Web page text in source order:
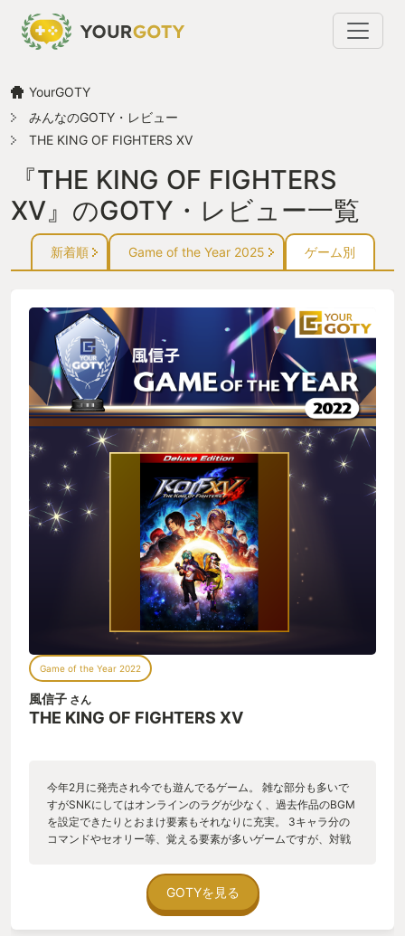
YourGOTY
みんなのGOTY・レビュー
THE KING OF FIGHTERS XV
『THE KING OF FIGHTERS
XV』のGOTY・レビュー一覧
新着順 Game of the Year 2025 ゲーム別
Game of the Year 2022
風信子 さん
THE KING OF FIGHTERS XV
今年2月に発売され今でも遊んでるゲーム。 雑な部分も多いで
すがSNKにしてはオンラインのラグが少なく、過去作品のBGM
を設定できたりとおまけ要素もそれなりに充実。 3キャラ分の
コマンドやセオリー等、覚える要素が多いゲームですが、対戦
覚えた先にある対戦の楽しさは至高。 間違いなく今年一番遊ん
GOTYを見る